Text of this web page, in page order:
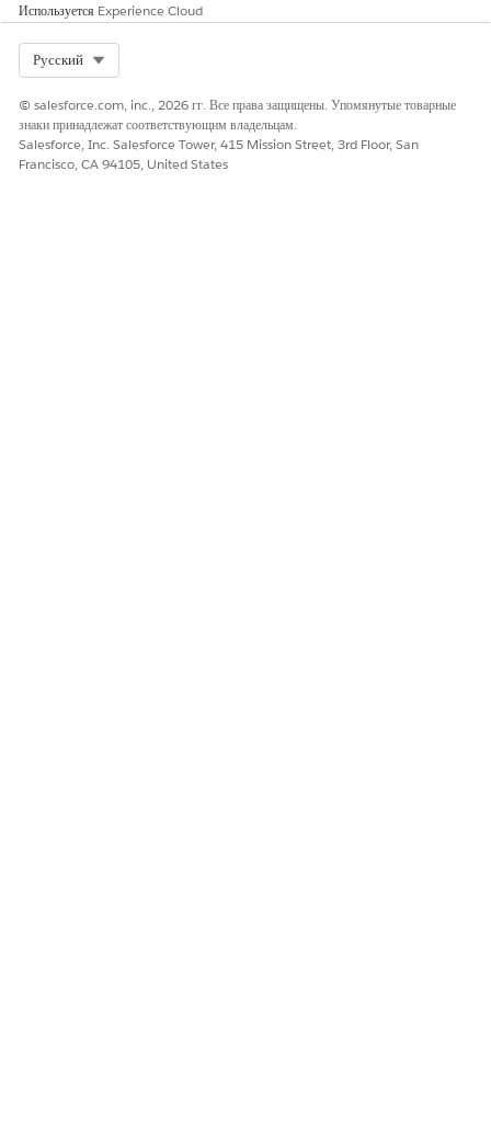
Используется Experience Cloud
Русский
© salesforce.com, inc., 2026 гг. Все права защищены. Упомянутые товарные
знаки принадлежат соответствующим владельцам.
Salesforce, Inc. Salesforce Tower, 415 Mission Street, 3rd Floor, San
Francisco, CA 94105, United States